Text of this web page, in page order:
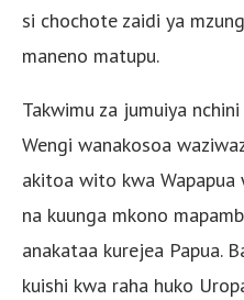
si chochote zaidi ya
maneno matupu.
Takwimu za jumuiya
Wengi wanakosoa
akitoa wito kwa
na kuunga mkono
anakataa kurejea Papua.
kuishi kwa raha huko